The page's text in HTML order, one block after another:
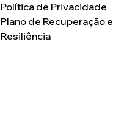
Política de Privacidade
Plano de Recuperação e
Resiliência